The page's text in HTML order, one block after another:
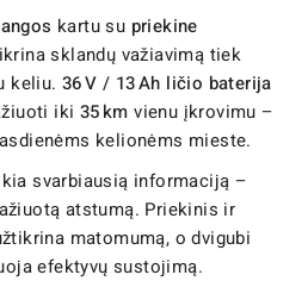
kartu su priekine
sklandų važiavimą tiek
keliu. 36 V / 13 Ah ličio baterija
iki 35 km vienu įkrovimu –
kelionėms mieste.
svarbiausią informaciją –
atstumą. Priekinis ir
matomumą, o dvigubi
efektyvų sustojimą.